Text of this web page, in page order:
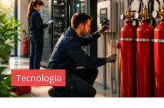
Tecnologia